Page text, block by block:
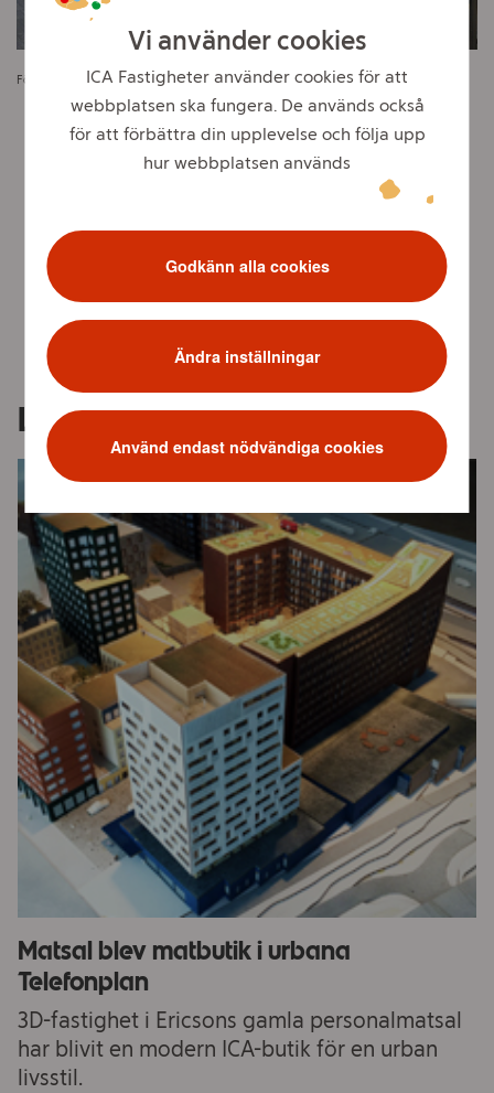
Vi använder cookies
ICA Fastigheter använder cookies för att
webbplatsen ska fungera. De används också
för att förbättra din upplevelse och följa upp
hur webbplatsen används
Godkänn alla cookies
Ändra inställningar
Använd endast nödvändiga cookies
Förändringsarbete januari 2025.
Liknande Projekt
Matsal blev matbutik i urbana
Telefonplan
3D-fastighet i Ericsons gamla personalmatsal
har blivit en modern ICA-butik för en urban
livsstil.